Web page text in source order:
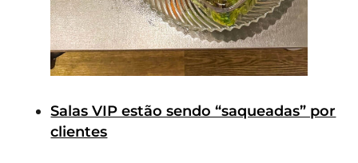
Salas VIP estão sendo “saqueadas” por
clientes